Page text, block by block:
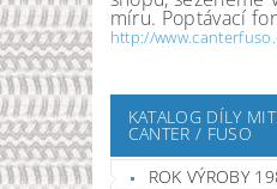
míru. Poptávací
http://
KATALOG DÍLY
CANTER / FUSO
ROK VÝROBY